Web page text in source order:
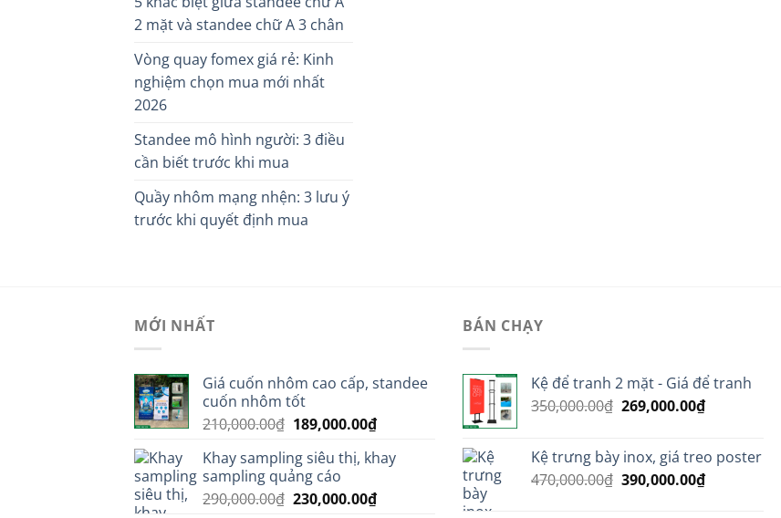
2 mặt và standee chữ A 3 chân
Vòng quay fomex giá rẻ: Kinh
nghiệm chọn mua mới nhất
2026
Standee mô hình người: 3 điều
cần biết trước khi mua
Quầy nhôm mạng nhện: 3 lưu ý
trước khi quyết định mua
MỚI NHẤT
Giá cuốn nhôm cao cấp, standee
cuốn nhôm tốt
210,000.00₫ Giá
là:
210,000.00₫.
189,000.00₫Giá
tại
189,000.00₫.
Khay sampling siêu thị, khay
sampling quảng cáo
290,000.00₫ Giá
230,000.00₫Giá
BÁN CHẠY
Kệ để tranh 2 mặt - Giá để tranh
350,000.00₫ Giá
350,000.00₫.
269,000.00₫Giá
là:
269,000.00₫.
Kệ trưng bày inox, giá treo poster
470,000.00₫ Giá
390,000.00₫Giá